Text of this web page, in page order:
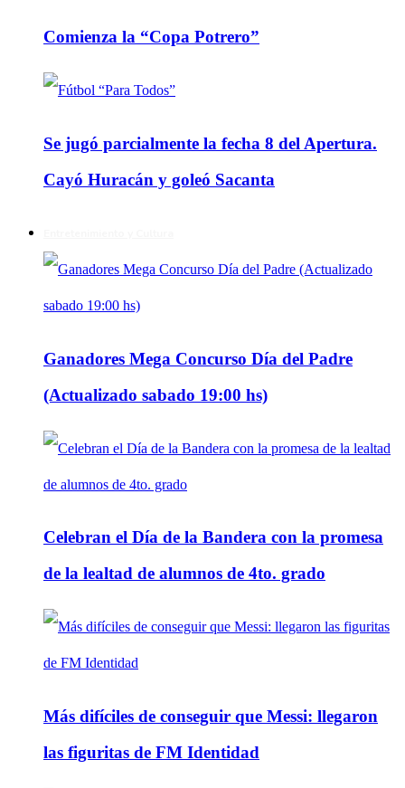
Comienza la “Copa Potrero”
Se jugó parcialmente la fecha 8 del Apertura.
Cayó Huracán y goleó Sacanta
Ganadores Mega Concurso Día del Padre
(Actualizado sabado 19:00 hs)
Celebran el Día de la Bandera con la promesa
de la lealtad de alumnos de 4to. grado
Más difíciles de conseguir que Messi: llegaron
las figuritas de FM Identidad